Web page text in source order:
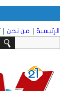
الرئيسية | من نحن |